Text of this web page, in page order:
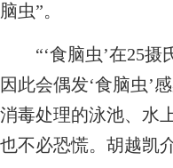
脑虫”。
“‘食脑虫’在25摄
因此会偶发‘食脑虫’
消毒处理的泳池、水
也不必恐慌。胡越凯